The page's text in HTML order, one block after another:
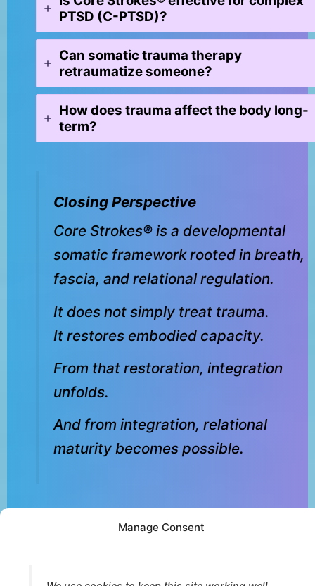
Manage Consent
PTSD (C-PTSD)?
Can somatic trauma therapy
retraumatize someone?
How does trauma affect the body long-
term?
Closing Perspective
Core Strokes® is a developmental
somatic framework rooted in breath,
fascia, and relational regulation.
It does not simply treat trauma.
It restores embodied capacity.
From that restoration, integration
unfolds.
And from integration, relational
maturity becomes possible.